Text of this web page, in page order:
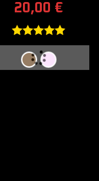
20,00 €
Note5.00
sur 5